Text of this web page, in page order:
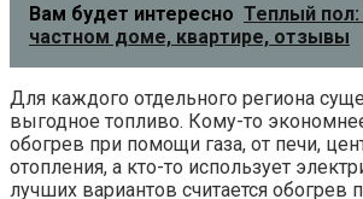
Вам будет интересно Теплый пол:
частном доме, квартире, отзывы
Для каждого отдельного региона
выгодное топливо. Кому-то
обогрев при помощи газа, от печи,
отопления, а кто-то использует
лучших вариантов считается обогрев